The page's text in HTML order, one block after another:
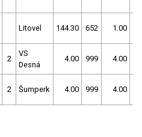
Litovel 144.30 652 1.00
2
VS
Desná
4.00 999 4.00
2 Šumperk 4.00 999 4.00